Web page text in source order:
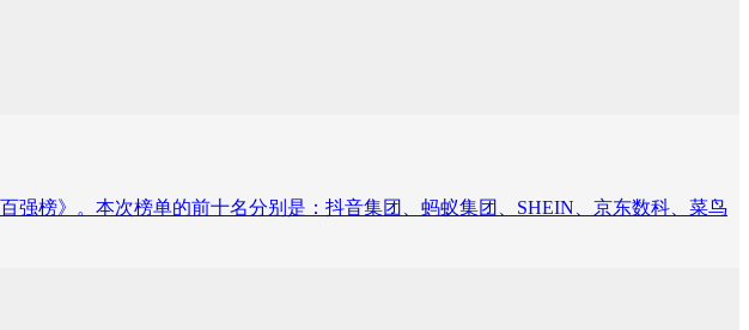
强榜》。本次榜单的前十名分别是：抖音集团、蚂蚁集团、SHEIN、京东数科、菜鸟